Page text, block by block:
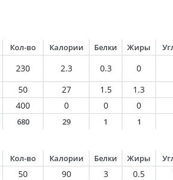
Кол-во Калории Белки Жиры
230 2.3 0.3 0
50 27 1.5 1.3
400 0 0 0
680 29 1 1
Кол-во Калории Белки Жиры
50 90 3 0.5